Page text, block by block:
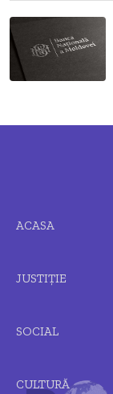
ACASA
JUSTIȚIE
SOCIAL
CULTURĂ